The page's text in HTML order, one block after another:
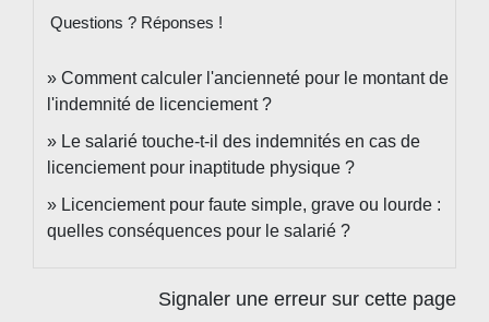
Questions ? Réponses !
Comment calculer l'ancienneté pour le montant de
l'indemnité de licenciement ?
Le salarié touche-t-il des indemnités en cas de
licenciement pour inaptitude physique ?
Licenciement pour faute simple, grave ou lourde :
quelles conséquences pour le salarié ?
Signaler une erreur sur cette page